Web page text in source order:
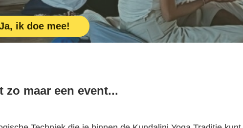
ik doe mee!
zo maar een event...